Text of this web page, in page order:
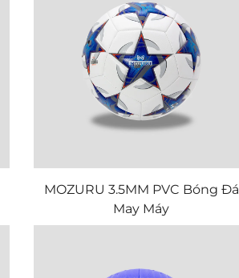
MOZURU 3.5MM PVC Bóng Đá
May Máy